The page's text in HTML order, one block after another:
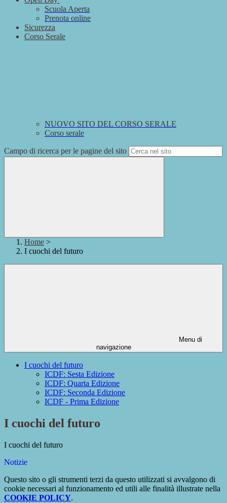
Scuola Aperta
Prenota online
Sicurezza
Corso Serale
NUOVO SITO DEL CORSO SERALE
Corso serale
Campo di ricerca per le pagine del sito
Home >
I cuochi del futuro
Menu di
navigazione
I cuochi del futuro
ICDF: Sesta Edizione
ICDF: Quarta Edizione
ICDF: Seconda Edizione
ICDF - Prima Edizione
I cuochi del futuro
I cuochi del futuro
Notizie
Questo sito o gli strumenti terzi da questo utilizzati si avvalgono di
cookie necessari al funzionamento ed utili alle finalità illustrate nella
COOKIE POLICY.